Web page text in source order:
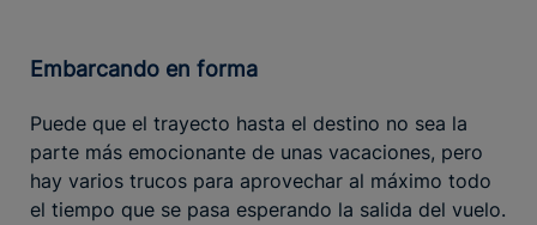
Embarcando en forma
Puede que el trayecto hasta el destino no sea la
parte más emocionante de unas vacaciones, pero
hay varios trucos para aprovechar al máximo todo
el tiempo que se pasa esperando la salida del vuelo.